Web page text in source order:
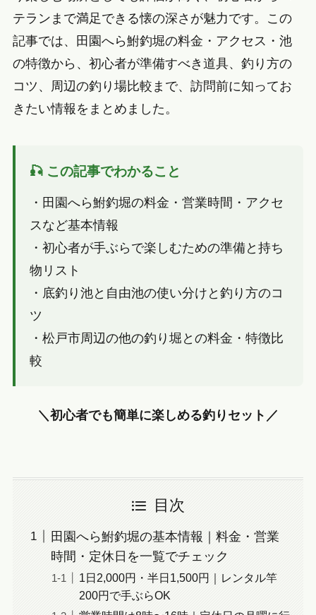
テランまで満足できる懐の深さが魅力です。この
記事では、田園へら鮒釣堀の料金・アクセス・池
の特徴から、初心者が準備すべき道具、釣り方の
コツ、周辺の釣り場比較まで、訪問前に知ってお
きたい情報をまとめました。
🎣 この記事でわかること
・田園へら鮒釣堀の料金・営業時間・アクセ
スなど基本情報
・初心者が手ぶらで楽しむための準備と持ち
物リスト
・底釣り池と自由池の使い分けと釣り方のコ
ツ
・松戸市周辺の他の釣り堀との料金・特徴比
較
＼初心者でも簡単に楽しめる釣りセット／
目次
田園へら鮒釣堀の基本情報｜料金・営業
時間・定休日を一覧でチェック
1日2,000円・半日1,500円｜レンタル竿
200円で手ぶらOK